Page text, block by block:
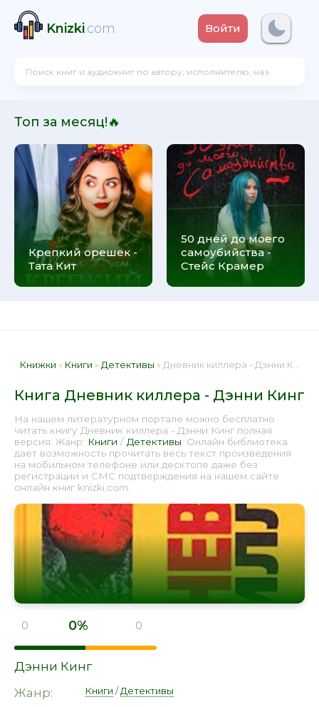
Knizki.com Войти
Топ за месяц!🔥
Крепкий орешек -
Тата Кит
50 дней до моего
самоубийства -
Стейс Крамер
Книжки » Книги » Детективы » Дневник киллера - Дэнни Кинг 📕 - Книга онлайн бесплатно
Книга Дневник киллера - Дэнни Кинг
На нашем литературном портале можно бесплатно
читать книгу Дневник киллера - Дэнни Кинг полная
версия. Жанр: Книги / Детективы . Онлайн библиотека
дает возможность прочитать весь текст произведения
на мобильном телефоне или десктопе даже без
регистрации и СМС подтверждения на нашем сайте
онлайн книг knizki.com.
0 0% 0
Дэнни Кинг
Жанр:
Книги /Детективы